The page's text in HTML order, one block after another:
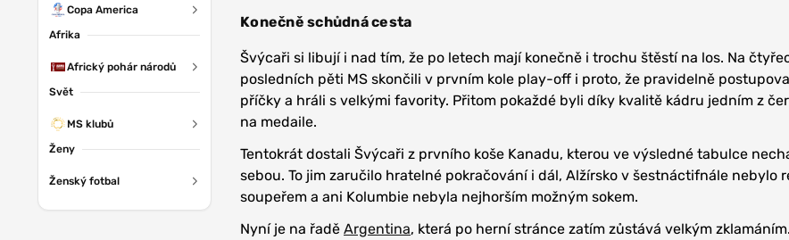
Copa America
Afrika
Africký pohár národů
Svět
MS klubů
Ženy
Ženský fotbal
Konečně schůdná cesta
Švýcaři si libují i nad tím, že po letech mají konečně i trochu štěstí na los. Na
posledních pěti MS skončili v prvním kole play-off i proto, že pravidelně
příčky a hráli s velkými favority. Přitom pokaždé byli díky kvalitě kádru jedním z
na medaile.
Tentokrát dostali Švýcaři z prvního koše Kanadu, kterou ve výsledné tabulce
sebou. To jim zaručilo hratelné pokračování i dál, Alžírsko v šestnáctifnále nebylo
soupeřem a ani Kolumbie nebyla nejhorším možným sokem.
Nyní je na řadě Argentina, která po herní stránce zatím zůstává velkým